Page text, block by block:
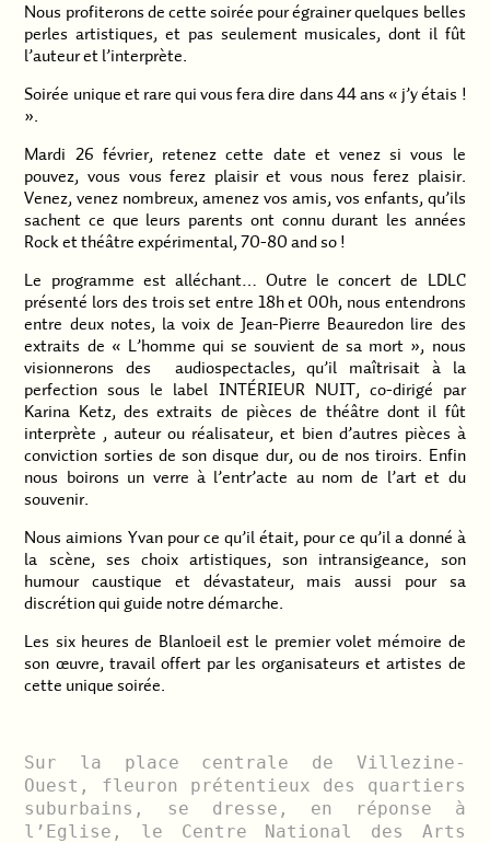
Nous profiterons de cette soirée pour égrainer quelques belles
perles artistiques, et pas seulement musicales, dont il fût
l’auteur et l’interprète.
Soirée unique et rare qui vous fera dire dans 44 ans « j’y étais !
».
Mardi 26 février, retenez cette date et venez si vous le
pouvez, vous vous ferez plaisir et vous nous ferez plaisir.
Venez, venez nombreux, amenez vos amis, vos enfants, qu’ils
sachent ce que leurs parents ont connu durant les années
Rock et théâtre expérimental, 70-80 and so !
Le programme est alléchant… Outre le concert de LDLC
présenté lors des trois set entre 18h et 00h, nous entendrons
entre deux notes, la voix de Jean-Pierre Beauredon lire des
extraits de « L’homme qui se souvient de sa mort », nous
visionnerons des audiospectacles, qu’il maîtrisait à la
perfection sous le label INTÉRIEUR NUIT, co-dirigé par
Karina Ketz, des extraits de pièces de théâtre dont il fût
interprète , auteur ou réalisateur, et bien d’autres pièces à
conviction sorties de son disque dur, ou de nos tiroirs. Enfin
nous boirons un verre à l’entr’acte au nom de l’art et du
souvenir.
Nous aimions Yvan pour ce qu’il était, pour ce qu’il a donné à
la scène, ses choix artistiques, son intransigeance, son
humour caustique et dévastateur, mais aussi pour sa
discrétion qui guide notre démarche.
Les six heures de Blanloeil est le premier volet mémoire de
son œuvre, travail offert par les organisateurs et artistes de
cette unique soirée.
Sur la place centrale de Villezine-
Ouest, fleuron prétentieux des quartiers
suburbains, se dresse, en réponse à
l’Eglise, le Centre National des Arts